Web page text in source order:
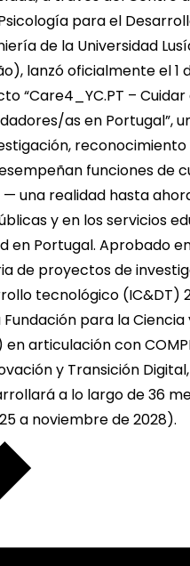
para el
de la Universidad
lanzó oficialmente el 1
“Care4_YC.PT – Cuidar
as en Portugal”,
funciones de
una realidad hasta
y en los servicios
en Portugal. Aprobado
de proyectos de
tecnológico (IC&DT)
para la Ciencia
articulación con
y Transición
a lo largo de 36
a noviembre de 2028).